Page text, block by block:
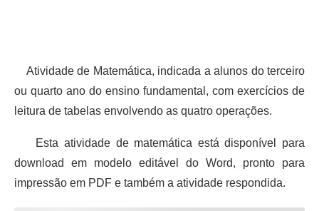
Atividade de Matemática, indicada a alunos do terceiro
ou quarto ano do ensino fundamental, com exercícios de
leitura de tabelas envolvendo as quatro operações.
Esta atividade de matemática está disponível para
download em modelo editável do Word, pronto para
impressão em PDF e também a atividade respondida.